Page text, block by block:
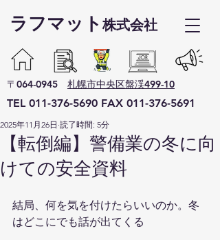
ラフマット​株式会社
〒064-0945 札幌市中央区盤渓499-10
TEL 011-376-5690 FAX 011-376-5691
【転倒編】警備業の冬に向
けての安全資料
2025年11月26日 読了時間: 5分
結局、何を気を付けたらいいのか。冬
はどこにでも話が出てくる